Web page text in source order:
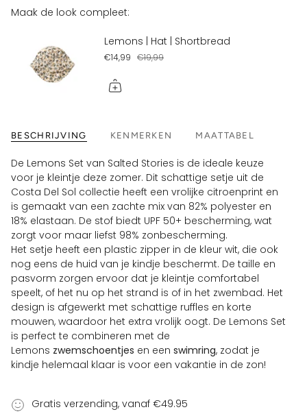
Maak de look compleet:
Lemons | Hat | Shortbread
€14,99 €19,99
BESCHRIJVING KENMERKEN MAATTABEL
De Lemons Set van Salted Stories is de ideale keuze
voor je kleintje deze zomer. Dit schattige setje uit de
Costa Del Sol collectie heeft een vrolijke citroenprint en
is gemaakt van een zachte mix van 82% polyester en
18% elastaan. De stof biedt UPF 50+ bescherming, wat
zorgt voor maar liefst 98% zonbescherming.
Het setje heeft een plastic zipper in de kleur wit, die ook
nog eens de huid van je kindje beschermt. De taille en
pasvorm zorgen ervoor dat je kleintje comfortabel
speelt, of het nu op het strand is of in het zwembad. Het
design is afgewerkt met schattige ruffles en korte
mouwen, waardoor het extra vrolijk oogt. De Lemons Set
is perfect te combineren met de
Lemons zwemschoentjes en een swimring, zodat je
kindje helemaal klaar is voor een vakantie in de zon!
Gratis verzending, vanaf €49.95